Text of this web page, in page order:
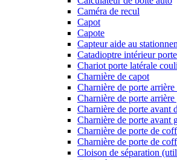
Caméra de recul
Capot
Capote
Capteur aide au
Catadioptre intérieur
Chariot porte latérale
Charnière de capot
Charnière de porte
Charnière de porte arrière
Charnière de porte avant
Charnière de porte avant
Charnière de porte de
Charnière de porte de
Cloison de séparation